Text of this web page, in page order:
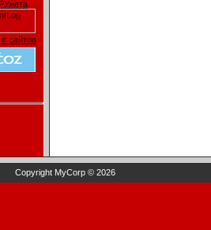
Copyright MyCorp © 2026